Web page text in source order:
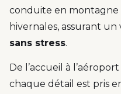
conduite en montagne
hivernales, assurant un
sans stress.
De l’accueil à
chaque détail est pris